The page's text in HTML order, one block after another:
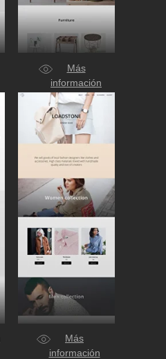
Más
información
Más
información